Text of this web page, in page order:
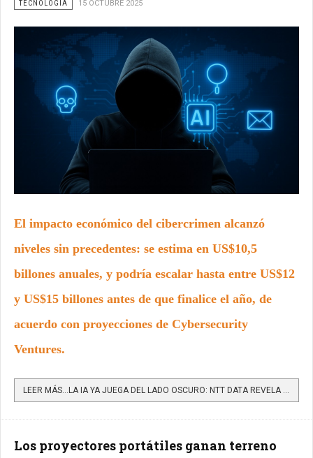
TECNOLOGÍA 15 OCTUBRE 2025
El impacto económico del cibercrimen alcanzó
niveles sin precedentes: se estima en US$10,5
billones anuales, y podría escalar hasta entre US$12
y US$15 billones antes de que finalice el año, de
acuerdo con proyecciones de Cybersecurity
Ventures.
LEER MÁS…LA IA YA JUEGA DEL LADO OSCURO: NTT DATA REVELA CÓMO IMPULSA EL CIBERCRIMEN GLOBAL
Los proyectores portátiles ganan terreno